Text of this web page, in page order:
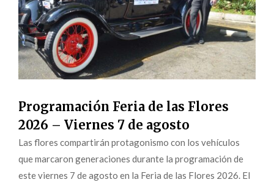
Programación Feria de las Flores
2026 – Viernes 7 de agosto
Las flores compartirán protagonismo con los vehículos
que marcaron generaciones durante la programación de
este viernes 7 de agosto en la Feria de las Flores 2026. El